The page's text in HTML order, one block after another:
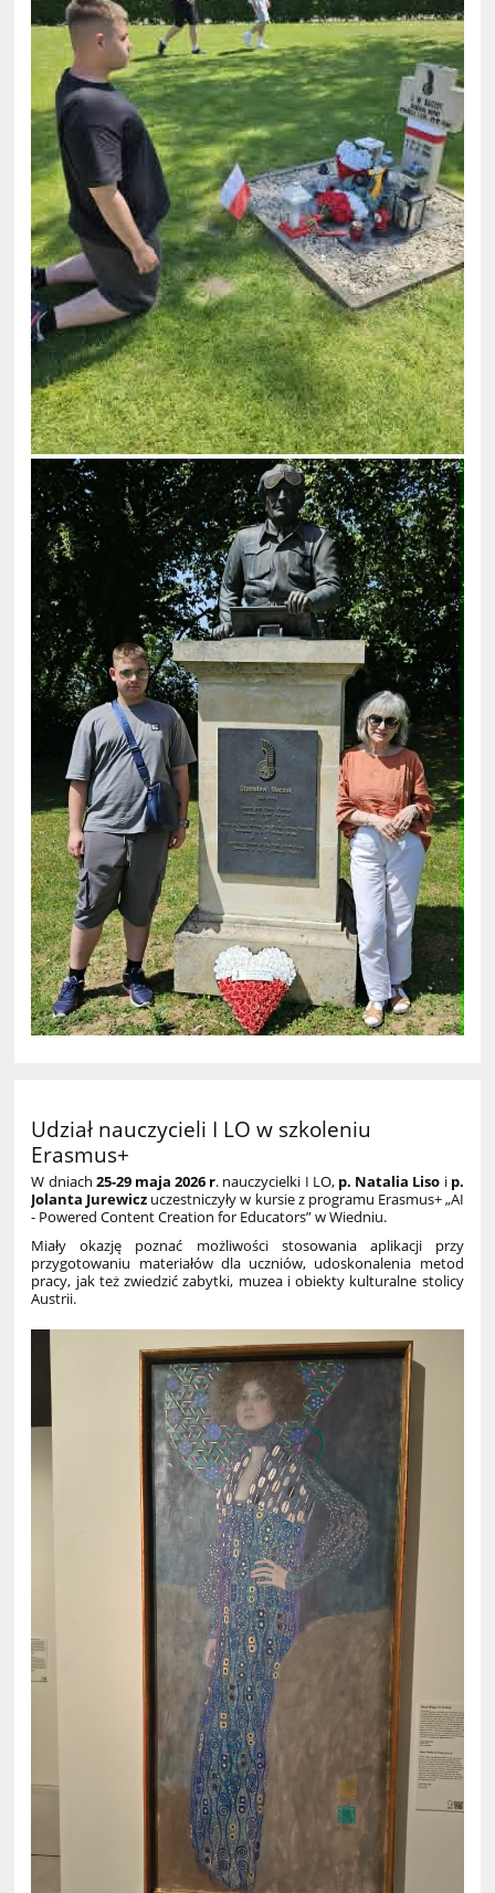
Udział nauczycieli I LO w szkoleniu
Erasmus+
W dniach 25-29 maja 2026 r. nauczycielki I LO, p. Natalia Liso i p.
Jolanta Jurewicz uczestniczyły w kursie z programu Erasmus+ „AI
- Powered Content Creation for Educators” w Wiedniu.
Miały okazję poznać możliwości stosowania aplikacji przy
przygotowaniu materiałów dla uczniów, udoskonalenia metod
pracy, jak też zwiedzić zabytki, muzea i obiekty kulturalne stolicy
Austrii.